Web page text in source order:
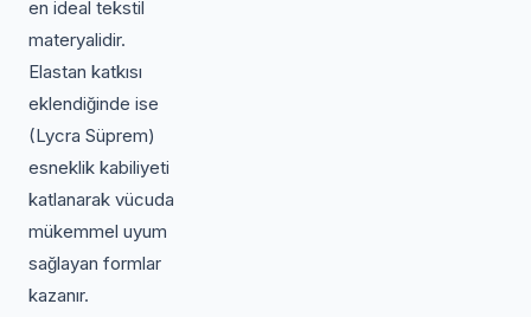
en ideal tekstil
materyalidir.
Elastan katkısı
eklendiğinde ise
(Lycra Süprem)
esneklik kabiliyeti
katlanarak vücuda
mükemmel uyum
sağlayan formlar
kazanır.